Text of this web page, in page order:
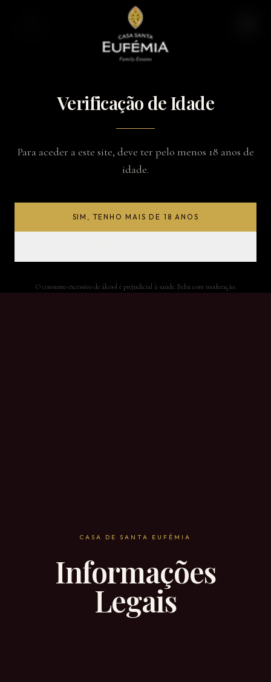
Verificação de Idade
Para aceder a este site, deve ter pelo menos 18 anos de
idade.
SIM, TENHO MAIS DE 18 ANOS
O consumo excessivo de álcool é prejudicial à saúde. Beba com moderação.
CASA DE SANTA EUFÉMIA
Informações
Legais